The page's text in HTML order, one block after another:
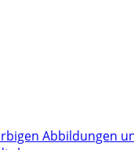
Abbildungen